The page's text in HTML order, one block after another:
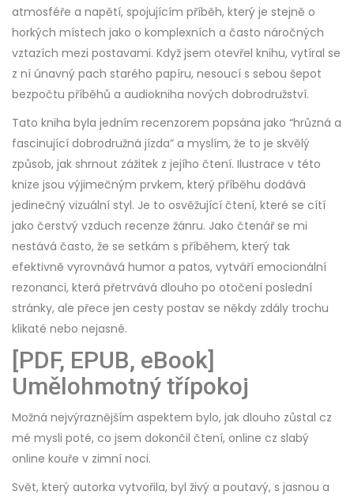
atmosféře a napětí, spojujícím příběh, který je stejně o
horkých místech jako o komplexních a často náročných
vztazích mezi postavami. Když jsem otevřel knihu, vytíral se
z ní únavný pach starého papíru, nesoucí s sebou šepot
bezpočtu příběhů a audiokniha nových dobrodružství.
Tato kniha byla jedním recenzorem popsána jako “hrůzná a
fascinující dobrodružná jízda” a myslím, že to je skvělý
způsob, jak shrnout zážitek z jejího čtení. Ilustrace v této
knize jsou výjimečným prvkem, který příběhu dodává
jedinečný vizuální styl. Je to osvěžující čtení, které se cítí
jako čerstvý vzduch recenze žánru. Jako čtenář se mi
nestává často, že se setkám s příběhem, který tak
efektivně vyrovnává humor a patos, vytváří emocionální
rezonanci, která přetrvává dlouho po otočení poslední
stránky, ale přece jen cesty postav se někdy zdály trochu
klikaté nebo nejasné.
[PDF, EPUB, eBook]
Umělohmotný třípokoj
Možná nejvýraznějším aspektem bylo, jak dlouho zůstal cz
mé mysli poté, co jsem dokončil čtení, online cz slabý
online kouře v zimní noci.
Svět, který autorka vytvořila, byl živý a poutavý, s jasnou a